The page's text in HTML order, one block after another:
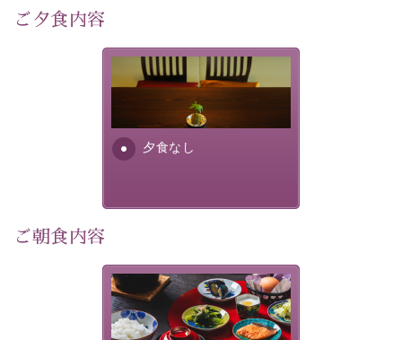
30項目以上からなる独自の衛生・消毒プログラムの基、
徹底した衛生管理を行っております。
-------------------------------------------------
・朝食は個室料亭で個室食
・諏訪大社4社を巡る無料参拝バス（事前予約制）
・館内着をご用意
・館内フリーWi-Fi
・駐車場完備
・個室料亭で個室食
ご夕食内容
夕食なし
夕食なしご夕食を追加される
場合は、二食付きのプランを
お選びくださいませ。
ご朝食内容
さっぱりとした和食膳に使わ
れる食材は、諏訪の名産品を
ふんだんに取り入れ、安心・